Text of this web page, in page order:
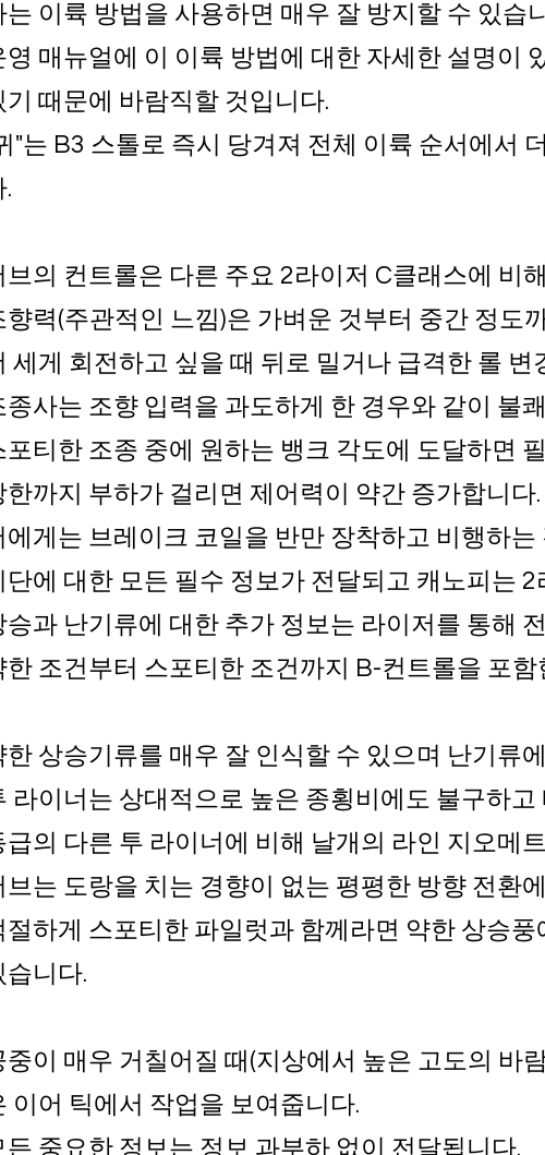
는 이륙 방법을 사용하면 매우 잘 방지할 수 있습
영 매뉴얼에 이 이륙 방법에 대한 자세한 설명이
기 때문에 바람직할 것입니다.
"는 B3 스톨로 즉시 당겨져 전체 이륙 순서에서
.
브의 컨트롤은 다른 주요 2라이저 C클래스에 비
향력(주관적인 느낌)은 가벼운 것부터 중간 정도
세게 회전하고 싶을 때 뒤로 밀거나 급격한 롤
종사는 조향 입력을 과도하게 한 경우와 같이 불
포티한 조종 중에 원하는 뱅크 각도에 도달하면
한까지 부하가 걸리면 제어력이 약간 증가합니다.
에게는 브레이크 코일을 반만 장착하고 비행하
단에 대한 모든 필수 정보가 전달되고 캐노피는
승과 난기류에 대한 추가 정보는 라이저를 통해
한 조건부터 스포티한 조건까지 B-컨트롤을 포
한 상승기류를 매우 잘 인식할 수 있으며 난기류
라이너는 상대적으로 높은 종횡비에도 불구하
급의 다른 투 라이너에 비해 날개의 라인 지오메
브는 도랑을 치는 경향이 없는 평평한 방향 전환
절하게 스포티한 파일럿과 함께라면 약한 상승
습니다.
중이 매우 거칠어질 때(지상에서 높은 고도의 바
이어 틱에서 작업을 보여줍니다.
든 중요한 정보는 정보 과부하 없이 전달됩니다.